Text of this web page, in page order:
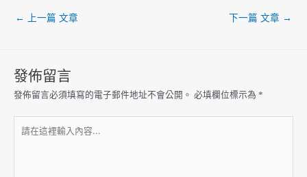
← 上一篇 文章 下一篇 文章 →
發佈留言
發佈留言必須填寫的電子郵件地址不會公開。 必填欄位標示為 *